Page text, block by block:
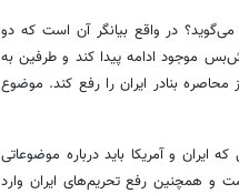
در واقع بیانگر آن است که دو
موجود ادامه پیدا کند و طرفین به
بنادر ایران را رفع کند. موضوع
ایران و آمریکا باید درباره موضوعاتی
مقاومت و همچنین رفع تحریم‌های ایران وارد